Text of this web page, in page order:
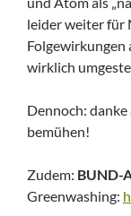
leider weiter für
Folgewirkungen
wirklich
Dennoch:
bemühen!
Zudem: BUND-
Greenwashing: